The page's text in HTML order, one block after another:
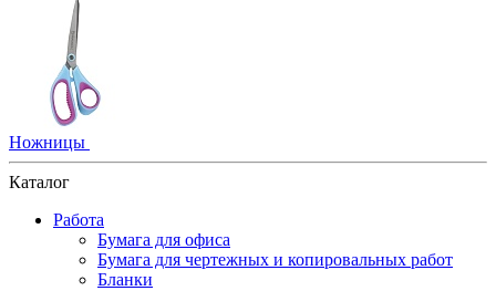
Ножницы
Каталог
Работа
Бумага для офиса
Бумага для чертежных и копировальных работ
Бланки